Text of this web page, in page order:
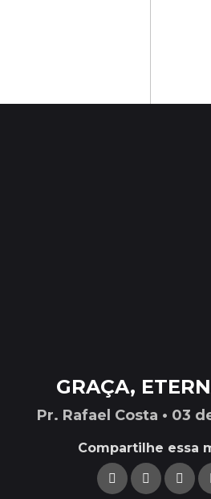
GRAÇA,
Pr. Rafael Costa • 03
Compartilhe essa